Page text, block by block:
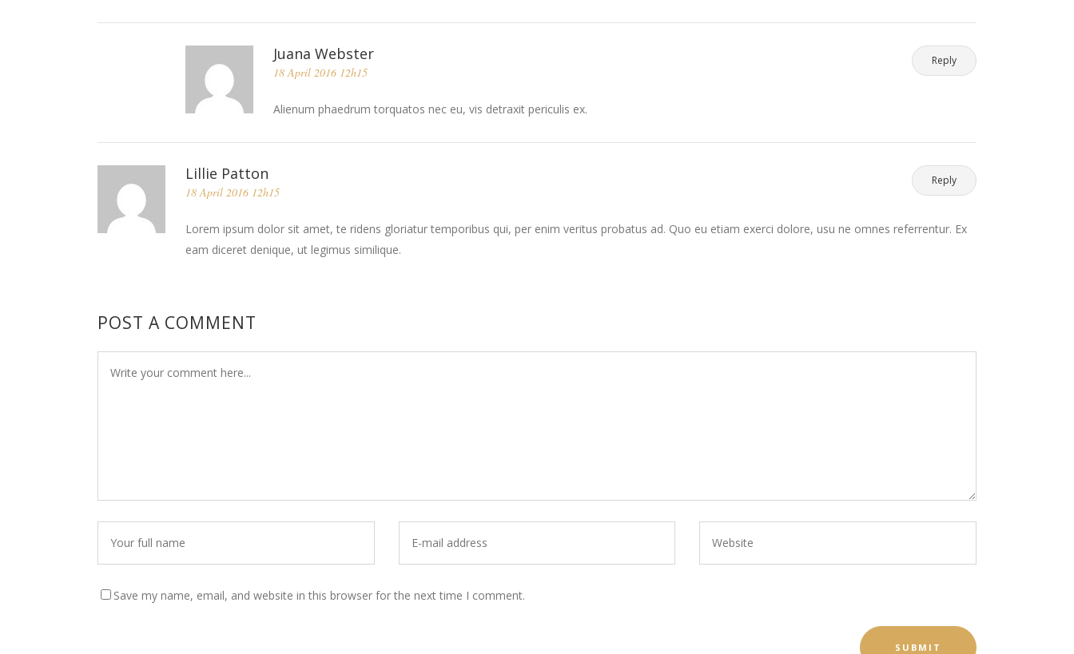
Juana Webster
18 April 2016 12h15
Reply
Alienum phaedrum torquatos nec eu, vis detraxit periculis ex.
Lillie Patton
18 April 2016 12h15
Reply
Lorem ipsum dolor sit amet, te ridens gloriatur temporibus qui, per enim veritus probatus ad. Quo eu etiam exerci dolore, usu ne omnes referrentur. Ex
eam diceret denique, ut legimus similique.
POST A COMMENT
Save my name, email, and website in this browser for the next time I comment.